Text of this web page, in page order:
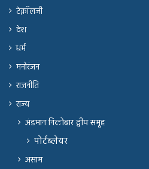
टेक्नॉलजी
देश
धर्म
मनोरंजन
राजनीति
राज्य
अंडमान निकोबार द्वीप समूह
पोर्टब्लेयर
असाम